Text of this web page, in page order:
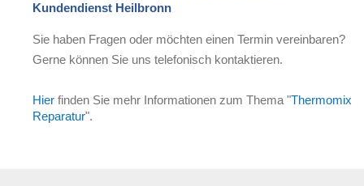
Kundendienst Heilbronn
Sie haben Fragen oder möchten einen Termin vereinbaren?
Gerne können Sie uns telefonisch kontaktieren.
Hier finden Sie mehr Informationen zum Thema "Thermomix
Reparatur".